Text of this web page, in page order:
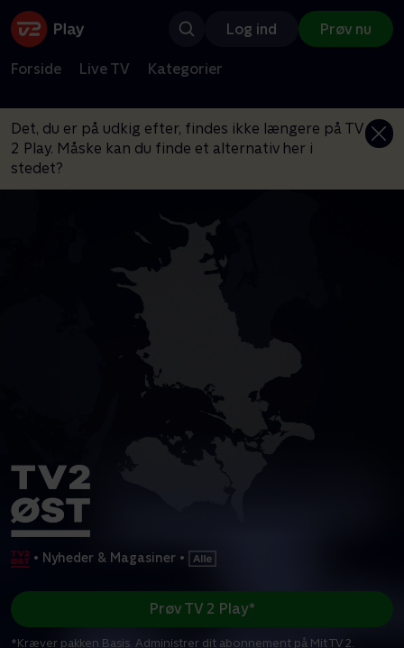
Log ind Prøv nu
Forside Live TV Kategorier
Det, du er på udkig efter, findes ikke længere på TV
2 Play. Måske kan du finde et alternativ her i
stedet?
• Nyheder & Magasiner •
Prøv TV 2 Play*
*Kræver pakken Basis. Administrer dit abonnement på Mit TV 2.